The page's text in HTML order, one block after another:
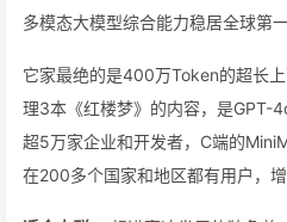
多模态大模型综合能力稳居全球第一
它家最绝的是400万Token的超长
理3本《红楼梦》的内容，是GPT-
超5万家企业和开发者，C端的
在200多个国家和地区都有用户，增